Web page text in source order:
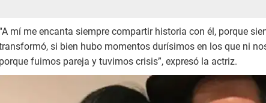
mí me encanta siempre compartir historia con él, porque
si bien hubo momentos durísimos en los que ni
porque fuimos pareja y tuvimos crisis”, expresó la actriz.